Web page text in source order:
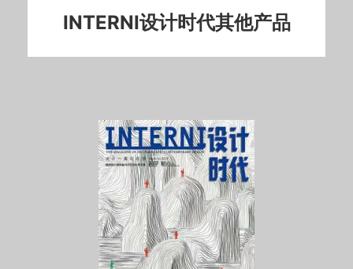
INTERNI设计时代其他产品